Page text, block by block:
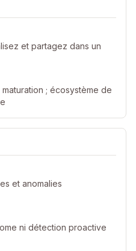
et partagez dans un
; écosystème de
et anomalies
ni détection proactive